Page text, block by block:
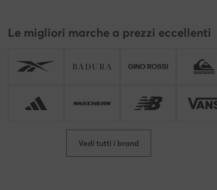
Le migliori marche a prezzi eccellenti
Vedi tutti i brand